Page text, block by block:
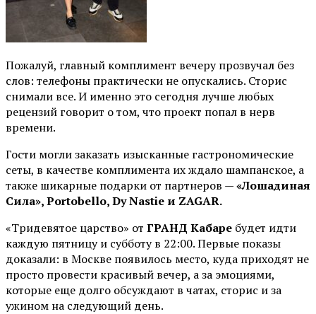
Пожалуй, главный комплимент вечеру прозвучал без
слов: телефоны практически не опускались. Сторис
снимали все. И именно это сегодня лучше любых
рецензий говорит о том, что проект попал в нерв
времени.
Гости могли заказать изысканные гастрономические
сеты, в качестве комплимента их ждало шампанское, а
также шикарные подарки от партнеров —«Лошадиная
Сила», Portobello, Dy Nastie и ZAGAR.
«Тридевятое царство» от ГРАНД Кабаре будет идти
каждую пятницу и субботу в 22:00. Первые показы
доказали: в Москве появилось место, куда приходят не
просто провести красивый вечер, а за эмоциями,
которые еще долго обсуждают в чатах, сторис и за
ужином на следующий день.